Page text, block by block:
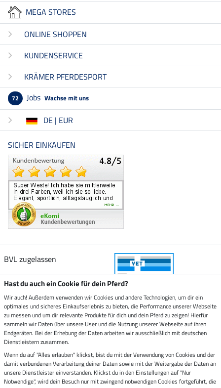
MEGA STORES
ONLINE SHOPPEN
KUNDENSERVICE
KRÄMER PFERDESPORT
72 Jobs Wachse mit uns
DE | EUR
SICHER EINKAUFEN
BVL zugelassen
Zustellung durch
Sicher bezahlen mit
Rechnung Vorkasse
Hast du auch ein Cookie für dein Pferd?
Wir auch! Außerdem verwenden wir Cookies und andere Technologien, um dir ein
optimales und sicheres Einkaufserlebnis zu bieten, die Performance unserer Webseite
zu messen und um dir relevante Produkte für dich und dein Pferd zu zeigen! Hierfür
sammeln wir Daten über unsere User und die Nutzung unserer Webseite auf ihren
Endgeräten. Bei der Erhebung der Daten arbeiten wir ausschließlich mit deutschen
Dienstleistern zusammen.
Wenn du auf "Alles erlauben" klickst, bist du mit der Verwendung von Cookies und der
damit verbundenen Verarbeitung deiner Daten sowie mit der Weitergabe der Daten an
unsere Dienstleister einverstanden. Klickst du in den Einstellungen auf "Nur
Notwendige", wird dein Besuch nur mit zwingend notwendigen Cookies fortgeführt, die